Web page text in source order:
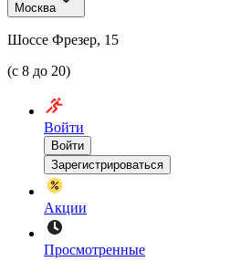
Москва
Шоссе Фрезер, 15
(с 8 до 20)
Войти
Войти
Зарегистрироваться
Акции
Просмотренные